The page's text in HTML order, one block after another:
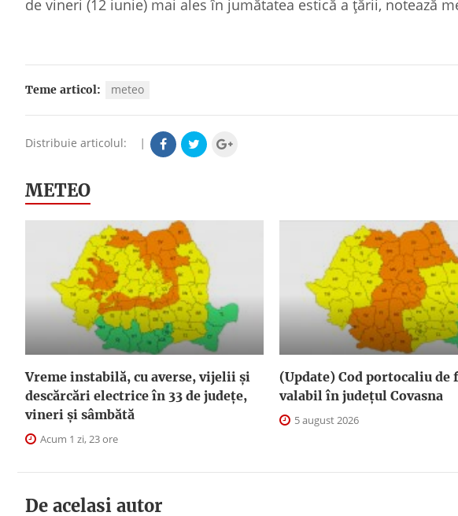
de vineri (12 iunie) mai ales în jumătatea estică a țării, notează
Teme articol: meteo
Distribuie articolul: |
METEO
Vreme instabilă, cu averse, vijelii și
descărcări electrice în 33 de județe,
vineri și sâmbătă
Acum 1 zi, 23 ore
(Update) Cod portocaliu de
valabil în judeţul Covasna
5 august 2026
De acelasi autor